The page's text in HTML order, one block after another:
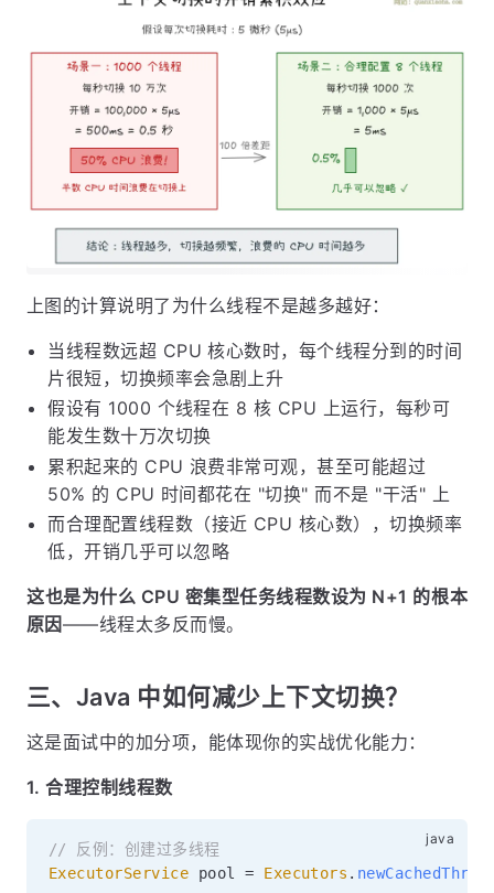
上图的计算说明了为什么线程不是越多越好：
当线程数远超 CPU 核心数时，每个线程分到的时间
片很短，切换频率会急剧上升
假设有 1000 个线程在 8 核 CPU 上运行，每秒可
能发生数十万次切换
累积起来的 CPU 浪费非常可观，甚至可能超过
50% 的 CPU 时间都花在 "切换" 而不是 "干活" 上
而合理配置线程数（接近 CPU 核心数），切换频率
低，开销几乎可以忽略
这也是为什么 CPU 密集型任务线程数设为 N+1 的根本
原因——线程太多反而慢。
三、Java 中如何减少上下文切换？
这是面试中的加分项，能体现你的实战优化能力：
1. 合理控制线程数
// 反例：创建过多线程
ExecutorService pool = Executors .